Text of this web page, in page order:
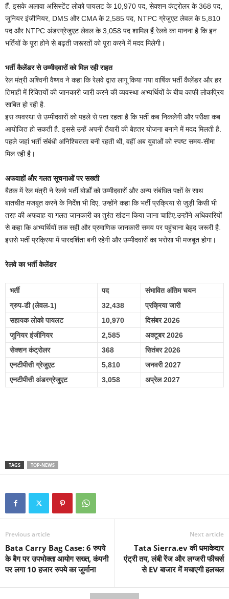
हैं. इसके अलावा असिस्टेंट लोको पायलट के 10,970 पद, सेक्शन कंट्रोलर के 368 पद,
जूनियर इंजीनियर, DMS और CMA के 2,585 पद, NTPC ग्रेजुएट लेवल के 5,810
पद और NTPC अंडरग्रेजुएट लेवल के 3,058 पद शामिल हैं.रेलवे का मानना है कि इन
भर्तियों के पूरा होने से बढ़ती जरूरतों को पूरा करने में मदद मिलेगी।
भर्ती कैलेंडर से उम्मीदवारों को मिल रही राहत
रेल मंत्री अश्विनी वैष्णव ने कहा कि रेलवे द्वारा लागू किया गया वार्षिक भर्ती कैलेंडर और हर
तिमाही में रिक्तियों की जानकारी जारी करने की व्यवस्था अभ्यर्थियों के बीच काफी लोकप्रिय
साबित हो रही है.
इस व्यवस्था से उम्मीदवारों को पहले से पता रहता है कि भर्ती कब निकलेगी और परीक्षा कब
आयोजित हो सकती है. इससे उन्हें अपनी तैयारी की बेहतर योजना बनाने में मदद मिलती है.
पहले जहां भर्ती संबंधी अनिश्चितता बनी रहती थी, वहीं अब युवाओं को स्पष्ट समय-सीमा
मिल रही है।
अफवाहों और गलत सूचनाओं पर सख्ती
बैठक में रेल मंत्री ने रेलवे भर्ती बोर्डों को उम्मीदवारों और अन्य संबंधित पक्षों के साथ
बातचीत मजबूत करने के निर्देश भी दिए. उन्होंने कहा कि भर्ती प्रक्रिया से जुड़ी किसी भी
तरह की अफवाह या गलत जानकारी का तुरंत खंडन किया जाना चाहिए.उन्होंने अधिकारियों
से कहा कि अभ्यर्थियों तक सही और प्रमाणिक जानकारी समय पर पहुंचाना बेहद जरूरी है.
इससे भर्ती प्रक्रिया में पारदर्शिता बनी रहेगी और उम्मीदवारों का भरोसा भी मजबूत होगा।
रेलवे का भर्ती केलेंडर
भर्ती पद
संभावित अंतिम चयन
ग्रुप-डी (लेवल-1)
32,438
प्रक्रिया जारी
सहायक लोको पायलट
10,970
दिसंबर 2026
जूनियर इंजीनियर
2,585
अक्टूबर 2026
सेक्शन कंट्रोलर
368
सितंबर 2026
एनटीपीसी ग्रेजुएट
5,810
जनवरी 2027
एनटीपीसी अंडरग्रेजुएट
3,058 अप्रेल 2027
TAGS TOP-NEWS
Previous article
Bata Carry Bag Case: 6 रुपये
के बैग पर उपभोक्ता आयोग सख्त, कंपनी
पर लगा 10 हजार रुपये का जुर्माना
Next article
Tata Sierra.ev की धमाकेदार
एंट्री तय, लंबी रेंज और लग्जरी फीचर्स
से EV बाजार में मचाएगी हलचल